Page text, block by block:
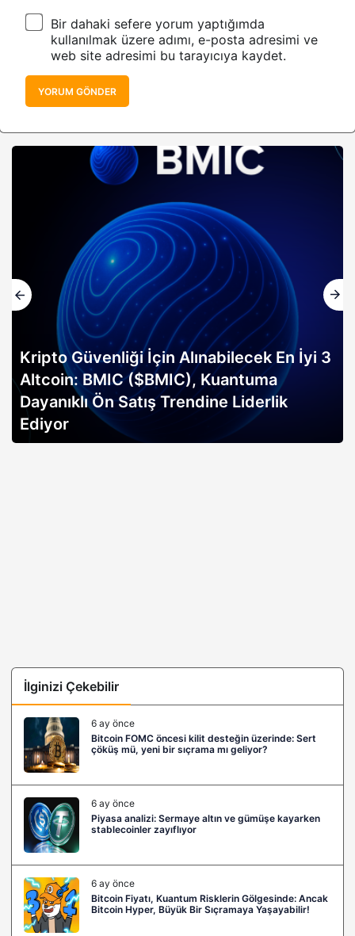
Bir dahaki sefere yorum yaptığımda
kullanılmak üzere adımı, e-posta adresimi ve
web site adresimi bu tarayıcıya kaydet.
YORUM GÖNDER
Kripto Güvenliği İçin Alınabilecek En İyi 3
Altcoin: BMIC ($BMIC), Kuantuma
Dayanıklı Ön Satış Trendine Liderlik
Ediyor
İlginizi Çekebilir
6 ay önce
Bitcoin FOMC öncesi kilit desteğin üzerinde: Sert
çöküş mü, yeni bir sıçrama mı geliyor?
6 ay önce
Piyasa analizi: Sermaye altın ve gümüşe kayarken
stablecoinler zayıflıyor
6 ay önce
Bitcoin Fiyatı, Kuantum Risklerin Gölgesinde: Ancak
Bitcoin Hyper, Büyük Bir Sıçramaya Yaşayabilir!